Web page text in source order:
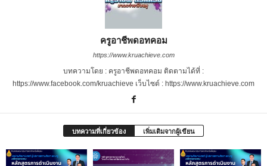
ครูอาชีพดอทคอม
https://www.kruachieve.com
บทความโดย : ครูอาชีพดอทคอม ติดตามได้ที่ :
https://www.facebook.com/kruachieve เว็บไซต์ : https://www.kruachieve.com
บทความที่เกี่ยวข้อง เพิ่มเติมจากผู้เขียน